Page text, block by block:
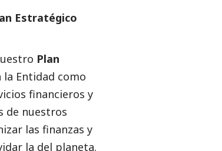
Estratégico
Plan
Entidad como
financieros y
de nuestros
las finanzas y
la del planeta.